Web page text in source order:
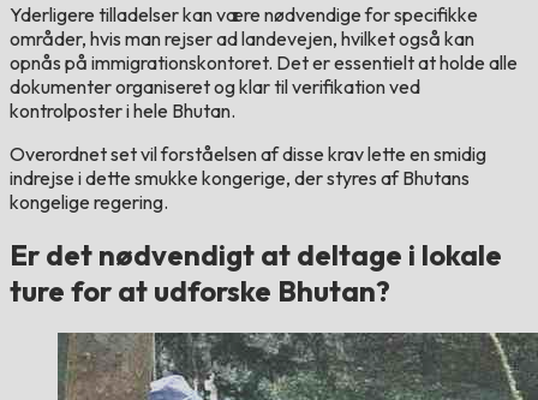
Yderligere tilladelser kan være nødvendige for specifikke
områder, hvis man rejser ad landevejen, hvilket også kan
opnås på immigrationskontoret. Det er essentielt at holde alle
dokumenter organiseret og klar til verifikation ved
kontrolposter i hele Bhutan.
Overordnet set vil forståelsen af disse krav lette en smidig
indrejse i dette smukke kongerige, der styres af Bhutans
kongelige regering.
Er det nødvendigt at deltage i lokale
ture for at udforske Bhutan?